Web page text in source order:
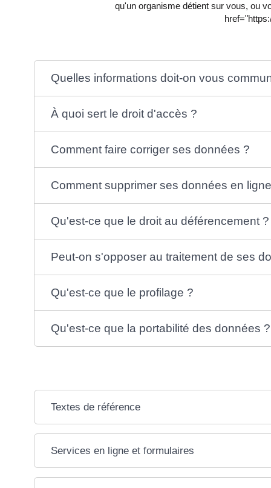
qu'un organisme détient sur vous, ou
Quelles informations doit-on vous
À quoi sert le droit d'accès ?
Comment faire corriger ses données ?
Comment supprimer ses données en
Qu'est-ce que le droit au déférencement ?
Peut-on s'opposer au traitement de ses
Qu'est-ce que le profilage ?
Qu'est-ce que la portabilité des données ?
Textes de référence
Services en ligne et formulaires